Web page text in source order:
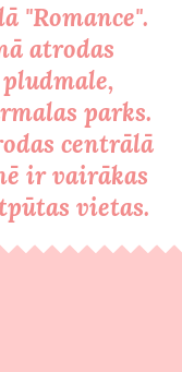
"Romance".
atrodas
parks.
centrālā
ir vairākas
vietas.